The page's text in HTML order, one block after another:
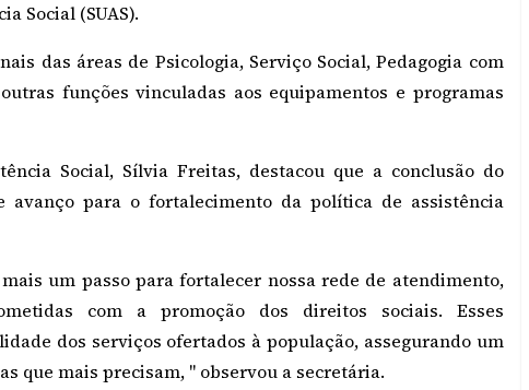
Social (SUAS).
das áreas de Psicologia, Serviço Social, Pedagogia com
funções vinculadas aos equipamentos e programas
Social, Sílvia Freitas, destacou que a conclusão do
avanço para o fortalecimento da política de assistência
um passo para fortalecer nossa rede de atendimento,
com a promoção dos direitos sociais. Esses
dos serviços ofertados à população, assegurando um
que mais precisam, " observou a secretária.